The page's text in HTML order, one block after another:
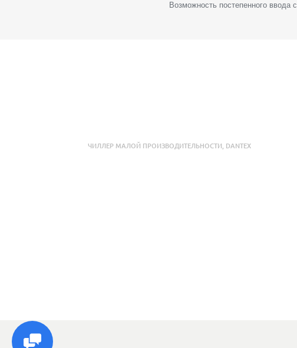
Возможность постепенного ввода
ЧИЛЛЕР МАЛОЙ ПРОИЗВОДИТЕЛЬНОСТИ DANTEX